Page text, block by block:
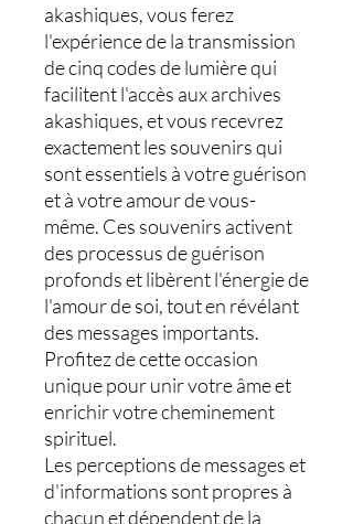
akashiques, vous ferez
l'expérience de la transmission
de cinq codes de lumière qui
facilitent l'accès aux archives
akashiques, et vous recevrez
exactement les souvenirs qui
sont essentiels à votre guérison
et à votre amour de vous-
même. Ces souvenirs activent
des processus de guérison
profonds et libèrent l'énergie de
l'amour de soi, tout en révélant
des messages importants.
Profitez de cette occasion
unique pour unir votre âme et
enrichir votre cheminement
spirituel.
Les perceptions de messages et
d'informations sont propres à
chacun et dépendent de la